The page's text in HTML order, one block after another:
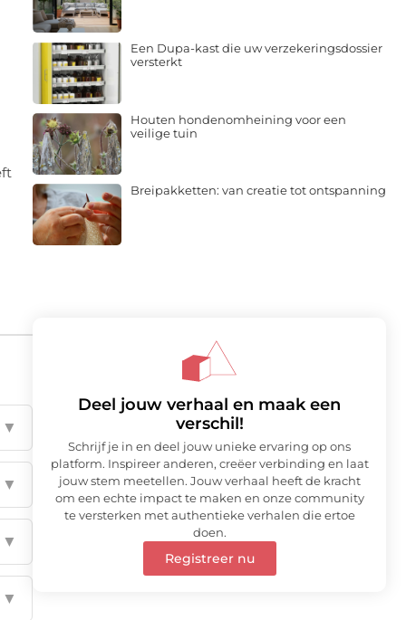
▼
▼
▼
▼
Een Dupa-kast die uw verzekeringsdossier
versterkt
Houten hondenomheining voor een
veilige tuin
Breipakketten: van creatie tot ontspanning
Deel jouw verhaal en maak een
verschil!
Schrijf je in en deel jouw unieke ervaring op ons
platform. Inspireer anderen, creëer verbinding en laat
jouw stem meetellen. Jouw verhaal heeft de kracht
om een echte impact te maken en onze community
te versterken met authentieke verhalen die ertoe
doen.
Registreer nu